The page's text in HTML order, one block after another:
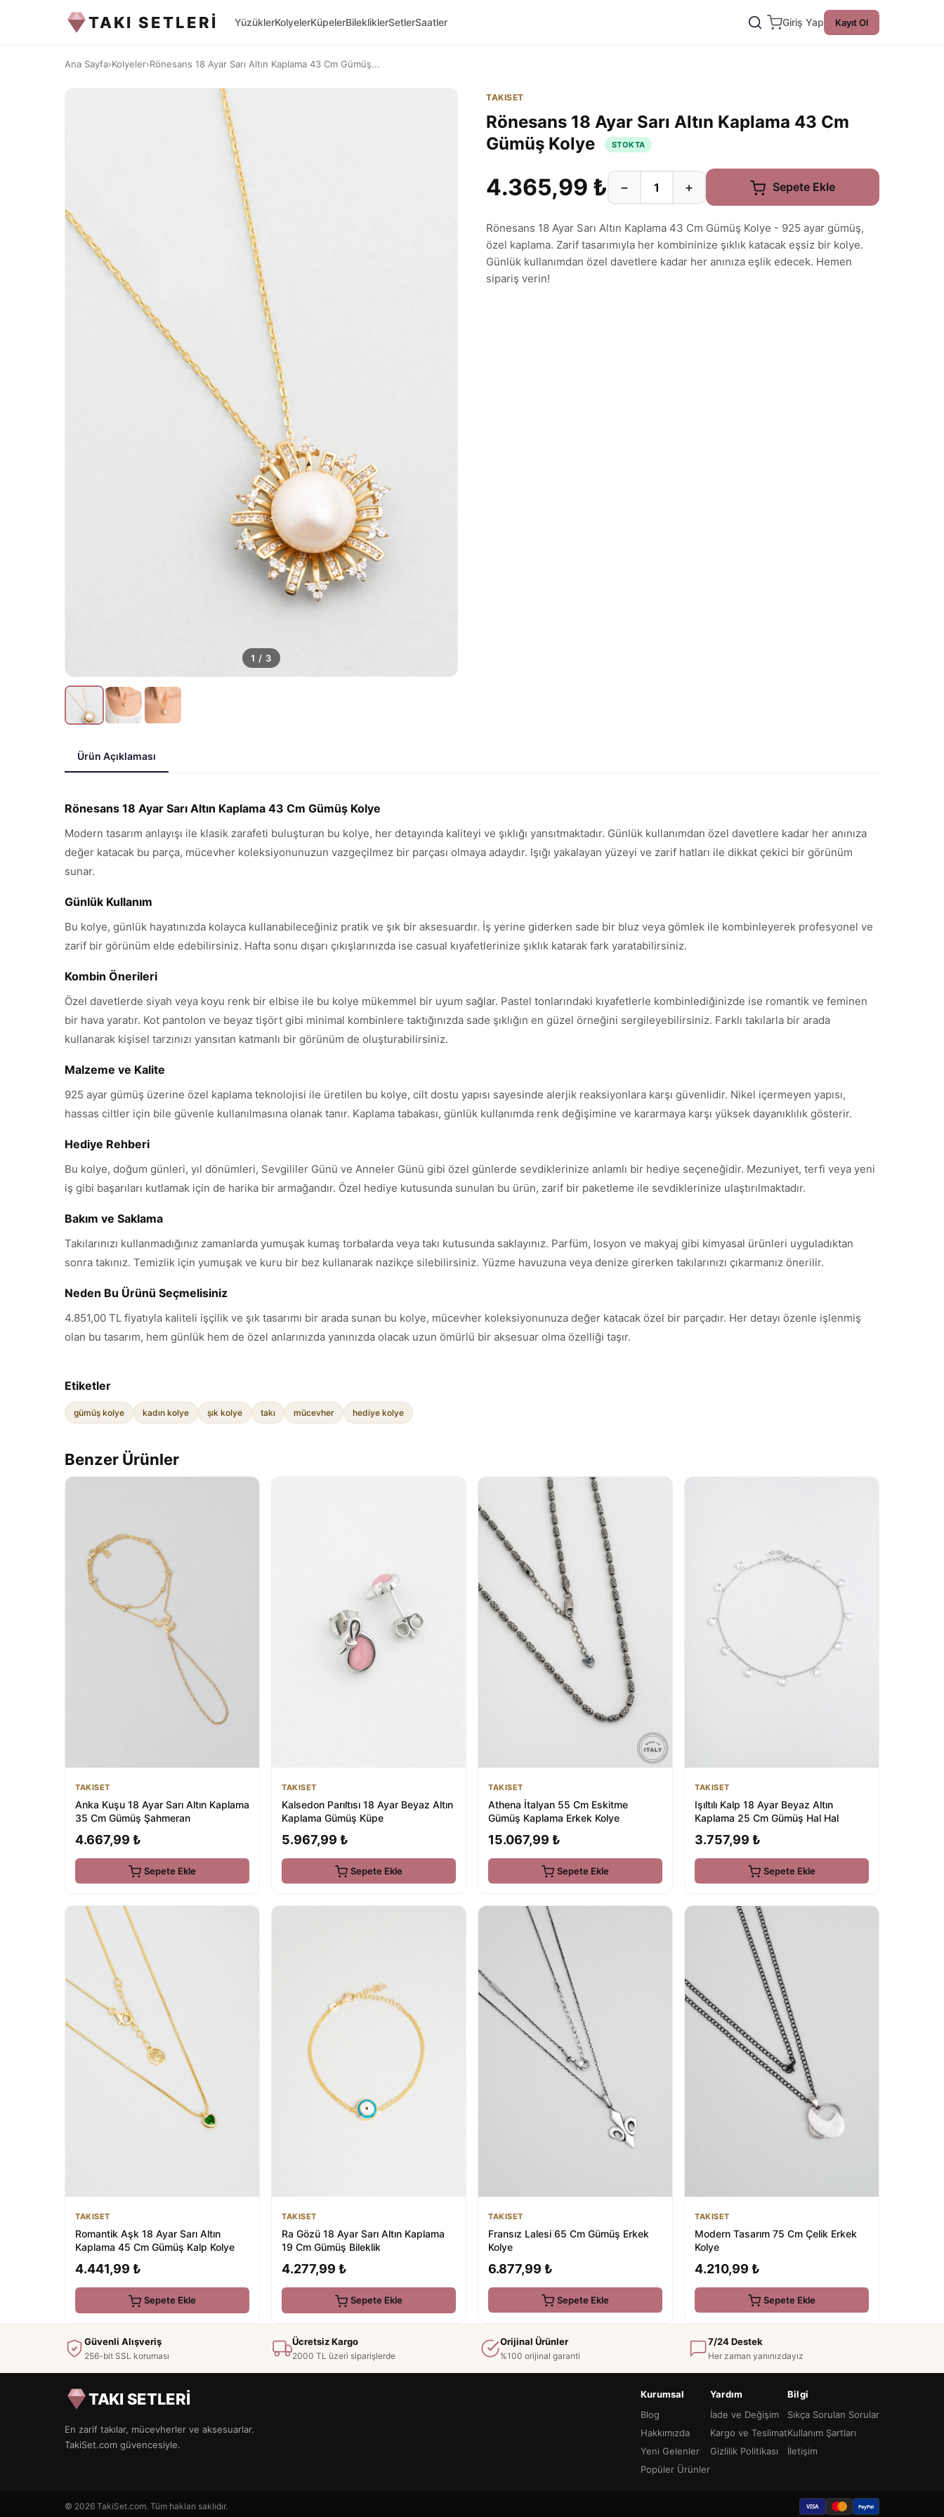
TAKI SETLERİ YüzüklerKolyelerKüpelerBilekliklerSetlerSaatler Giriş Yap Kayıt Ol
Ana Sayfa›Kolyeler›Rönesans 18 Ayar Sarı Altın Kaplama 43 Cm Gümüş...
1 / 3
TAKISET
Rönesans 18 Ayar Sarı Altın Kaplama 43 Cm
Gümüş Kolye
STOKTA
4.365,99 ₺ − + Sepete Ekle
Rönesans 18 Ayar Sarı Altın Kaplama 43 Cm Gümüş Kolye - 925 ayar gümüş,
özel kaplama. Zarif tasarımıyla her kombininize şıklık katacak eşsiz bir kolye.
Günlük kullanımdan özel davetlere kadar her anınıza eşlik edecek. Hemen
sipariş verin!
Ürün Açıklaması
Rönesans 18 Ayar Sarı Altın Kaplama 43 Cm Gümüş Kolye
Modern tasarım anlayışı ile klasik zarafeti buluşturan bu kolye, her detayında kaliteyi ve şıklığı yansıtmaktadır. Günlük kullanımdan özel davetlere kadar her anınıza
değer katacak bu parça, mücevher koleksiyonunuzun vazgeçilmez bir parçası olmaya adaydır. Işığı yakalayan yüzeyi ve zarif hatları ile dikkat çekici bir görünüm
sunar.
Günlük Kullanım
Bu kolye, günlük hayatınızda kolayca kullanabileceğiniz pratik ve şık bir aksesuardır. İş yerine giderken sade bir bluz veya gömlek ile kombinleyerek profesyonel ve
zarif bir görünüm elde edebilirsiniz. Hafta sonu dışarı çıkışlarınızda ise casual kıyafetlerinize şıklık katarak fark yaratabilirsiniz.
Kombin Önerileri
Özel davetlerde siyah veya koyu renk bir elbise ile bu kolye mükemmel bir uyum sağlar. Pastel tonlarındaki kıyafetlerle kombinlediğinizde ise romantik ve feminen
bir hava yaratır. Kot pantolon ve beyaz tişört gibi minimal kombinlere taktığınızda sade şıklığın en güzel örneğini sergileyebilirsiniz. Farklı takılarla bir arada
kullanarak kişisel tarzınızı yansıtan katmanlı bir görünüm de oluşturabilirsiniz.
Malzeme ve Kalite
925 ayar gümüş üzerine özel kaplama teknolojisi ile üretilen bu kolye, cilt dostu yapısı sayesinde alerjik reaksiyonlara karşı güvenlidir. Nikel içermeyen yapısı,
hassas ciltler için bile güvenle kullanılmasına olanak tanır. Kaplama tabakası, günlük kullanımda renk değişimine ve kararmaya karşı yüksek dayanıklılık gösterir.
Hediye Rehberi
Bu kolye, doğum günleri, yıl dönümleri, Sevgililer Günü ve Anneler Günü gibi özel günlerde sevdiklerinize anlamlı bir hediye seçeneğidir. Mezuniyet, terfi veya yeni
iş gibi başarıları kutlamak için de harika bir armağandır. Özel hediye kutusunda sunulan bu ürün, zarif bir paketleme ile sevdiklerinize ulaştırılmaktadır.
Bakım ve Saklama
Takılarınızı kullanmadığınız zamanlarda yumuşak kumaş torbalarda veya takı kutusunda saklayınız. Parfüm, losyon ve makyaj gibi kimyasal ürünleri uyguladıktan
sonra takınız. Temizlik için yumuşak ve kuru bir bez kullanarak nazikçe silebilirsiniz. Yüzme havuzuna veya denize girerken takılarınızı çıkarmanız önerilir.
Neden Bu Ürünü Seçmelisiniz
4.851,00 TL fiyatıyla kaliteli işçilik ve şık tasarımı bir arada sunan bu kolye, mücevher koleksiyonunuza değer katacak özel bir parçadır. Her detayı özenle işlenmiş
olan bu tasarım, hem günlük hem de özel anlarınızda yanınızda olacak uzun ömürlü bir aksesuar olma özelliği taşır.
Etiketler
gümüş kolye kadın kolye şık kolye takı mücevher hediye kolye
Benzer Ürünler
TAKISET
Anka Kuşu 18 Ayar Sarı Altın Kaplama
35 Cm Gümüş Şahmeran
4.667,99 ₺
Sepete Ekle
TAKISET
Kalsedon Parıltısı 18 Ayar Beyaz Altın
Kaplama Gümüş Küpe
5.967,99 ₺
Sepete Ekle
TAKISET
Athena İtalyan 55 Cm Eskitme
Gümüş Kaplama Erkek Kolye
15.067,99 ₺
Sepete Ekle
TAKISET
Işıltılı Kalp 18 Ayar Beyaz Altın
Kaplama 25 Cm Gümüş Hal Hal
3.757,99 ₺
Sepete Ekle
TAKISET
Romantik Aşk 18 Ayar Sarı Altın
Kaplama 45 Cm Gümüş Kalp Kolye
4.441,99 ₺
Sepete Ekle
TAKISET
Ra Gözü 18 Ayar Sarı Altın Kaplama
19 Cm Gümüş Bileklik
4.277,99 ₺
Sepete Ekle
TAKISET
Fransız Lalesi 65 Cm Gümüş Erkek
Kolye
6.877,99 ₺
Sepete Ekle
TAKISET
Modern Tasarım 75 Cm Çelik Erkek
Kolye
4.210,99 ₺
Sepete Ekle
Güvenli Alışveriş
256-bit SSL koruması
Ücretsiz Kargo
2000 TL üzeri siparişlerde
Orijinal Ürünler
%100 orijinal garanti
7/24 Destek
Her zaman yanınızdayız
TAKI SETLERİ
En zarif takılar, mücevherler ve aksesuarlar.
TakiSet.com güvencesiyle.
Kurumsal
Blog
Hakkımızda
Yeni Gelenler
Popüler Ürünler
Yardım
İade ve Değişim
Kargo ve Teslimat
Gizlilik Politikası
Bilgi
Sıkça Sorulan Sorular
Kullanım Şartları
İletişim
© 2026 TakiSet.com. Tüm hakları saklıdır. VISA PayPal